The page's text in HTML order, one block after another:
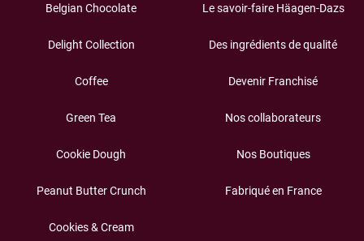
Belgian Chocolate
Delight Collection
Coffee
Green Tea
Cookie Dough
Peanut Butter Crunch
Cookies & Cream
Le savoir-faire Häagen-Dazs
Des ingrédients de qualité
Devenir Franchisé
Nos collaborateurs
Nos Boutiques
Fabriqué en France